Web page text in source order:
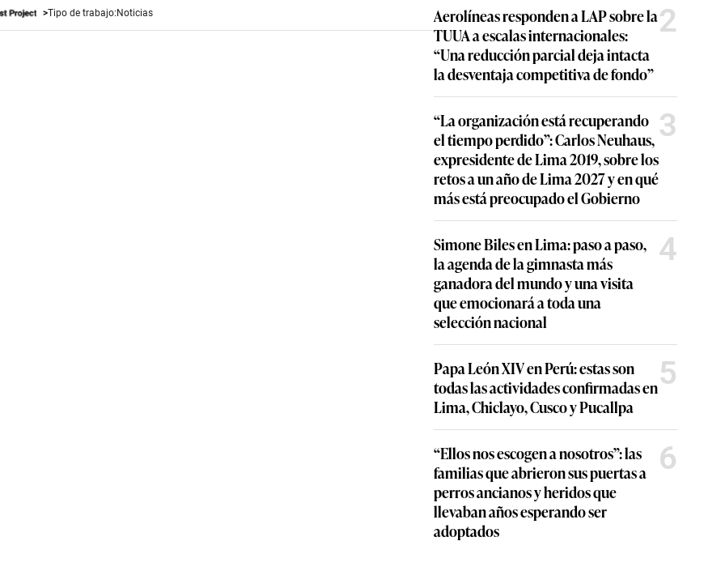
Tipo de trabajo:Noticias
Aerolíneas responden a LAP sobre la
TUUA a escalas internacionales:
“Una reducción parcial deja intacta
la desventaja competitiva de fondo”
2
“La organización está recuperando
el tiempo perdido”: Carlos Neuhaus,
expresidente de Lima 2019, sobre los
retos a un año de Lima 2027 y en qué
más está preocupado el Gobierno
3
Simone Biles en Lima: paso a paso,
la agenda de la gimnasta más
ganadora del mundo y una visita
que emocionará a toda una
selección nacional
4
Papa León XIV en Perú: estas son
todas las actividades confirmadas en
Lima, Chiclayo, Cusco y Pucallpa
5
“Ellos nos escogen a nosotros”: las
familias que abrieron sus puertas a
perros ancianos y heridos que
llevaban años esperando ser
adoptados
6